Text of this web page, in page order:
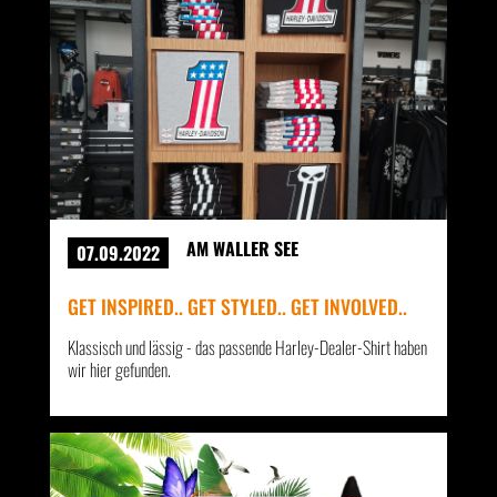
07.09.2022 AM WALLER SEE
GET INSPIRED.. GET STYLED.. GET INVOLVED..
Klassisch und lässig - das passende Harley-Dealer-Shirt haben
wir hier gefunden.